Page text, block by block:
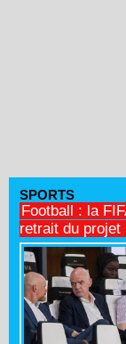
SPORTS
Football : la
retrait du projet